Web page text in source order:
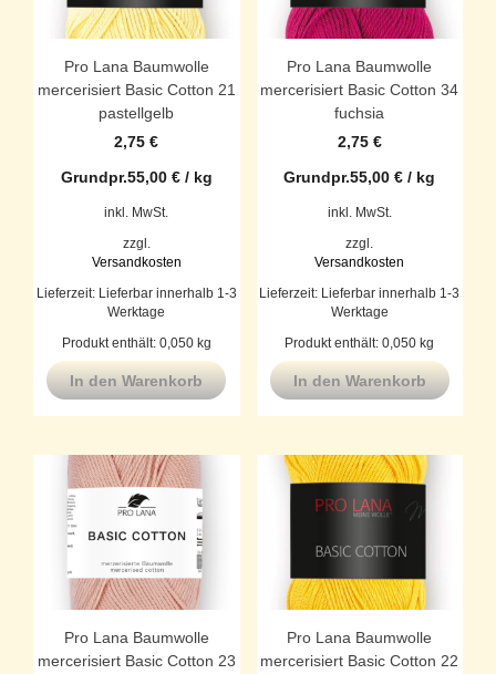
Pro Lana Baumwolle
mercerisiert Basic Cotton 21
pastellgelb
2,75€
Grundpr.55,00 €/ kg
inkl. MwSt.
zzgl.
Versandkosten
Lieferzeit: Lieferbar innerhalb 1-3
Werktage
Produkt enthält: 0,050 kg
In den Warenkorb
Pro Lana Baumwolle
mercerisiert Basic Cotton 34
fuchsia
2,75 €
Grundpr.55,00€ / kg
inkl. MwSt.
zzgl.
Versandkosten
Lieferzeit: Lieferbar innerhalb 1-3
Werktage
Produkt enthält: 0,050 kg
In den Warenkorb
Pro Lana Baumwolle
mercerisiert Basic Cotton 23
Pro Lana Baumwolle
mercerisiert Basic Cotton 22